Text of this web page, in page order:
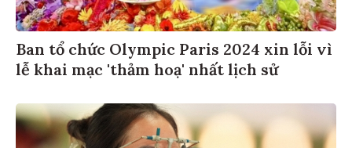
Ban tổ chức Olympic Paris 2024 xin lỗi vì
lễ khai mạc 'thảm hoạ' nhất lịch sử